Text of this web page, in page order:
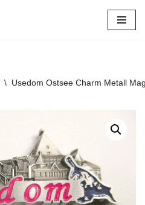
\ Usedom Ostsee Charm Metall